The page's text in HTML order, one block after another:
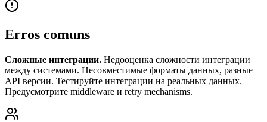
Erros comuns
Сложные интеграции. Недооценка сложности интеграции
между системами. Несовместимые форматы данных, разные
API версии. Тестируйте интеграции на реальных данных.
Предусмотрите middleware и retry mechanisms.